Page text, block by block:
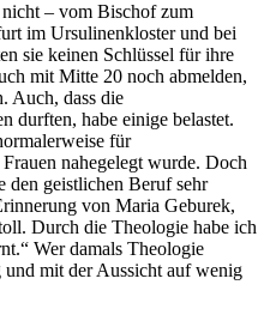
– vom Bischof zum
im Ursulinenkloster und bei
sie keinen Schlüssel für ihre
mit Mitte 20 noch abmelden,
Auch, dass die
durften, habe einige belastet.
für
nahegelegt wurde. Doch
den geistlichen Beruf sehr
von Maria Geburek,
Durch die Theologie habe ich
Wer damals Theologie
und mit der Aussicht auf wenig